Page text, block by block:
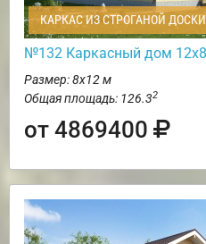
КАРКАС ИЗ СТРОГАНОЙ ДОСКИ
№132 Каркасный дом 12х8
Размер: 8х12 м
Общая площадь: 126.32
от 4869400